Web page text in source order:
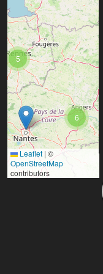
6
5
Leaflet | ©
OpenStreetMap
contributors